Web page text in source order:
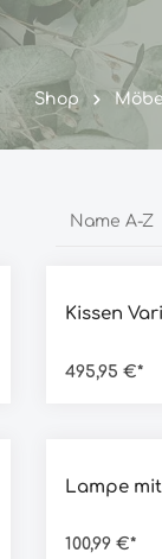
Shop
Kissen
495,95 €*
Lampe
100,99 €*